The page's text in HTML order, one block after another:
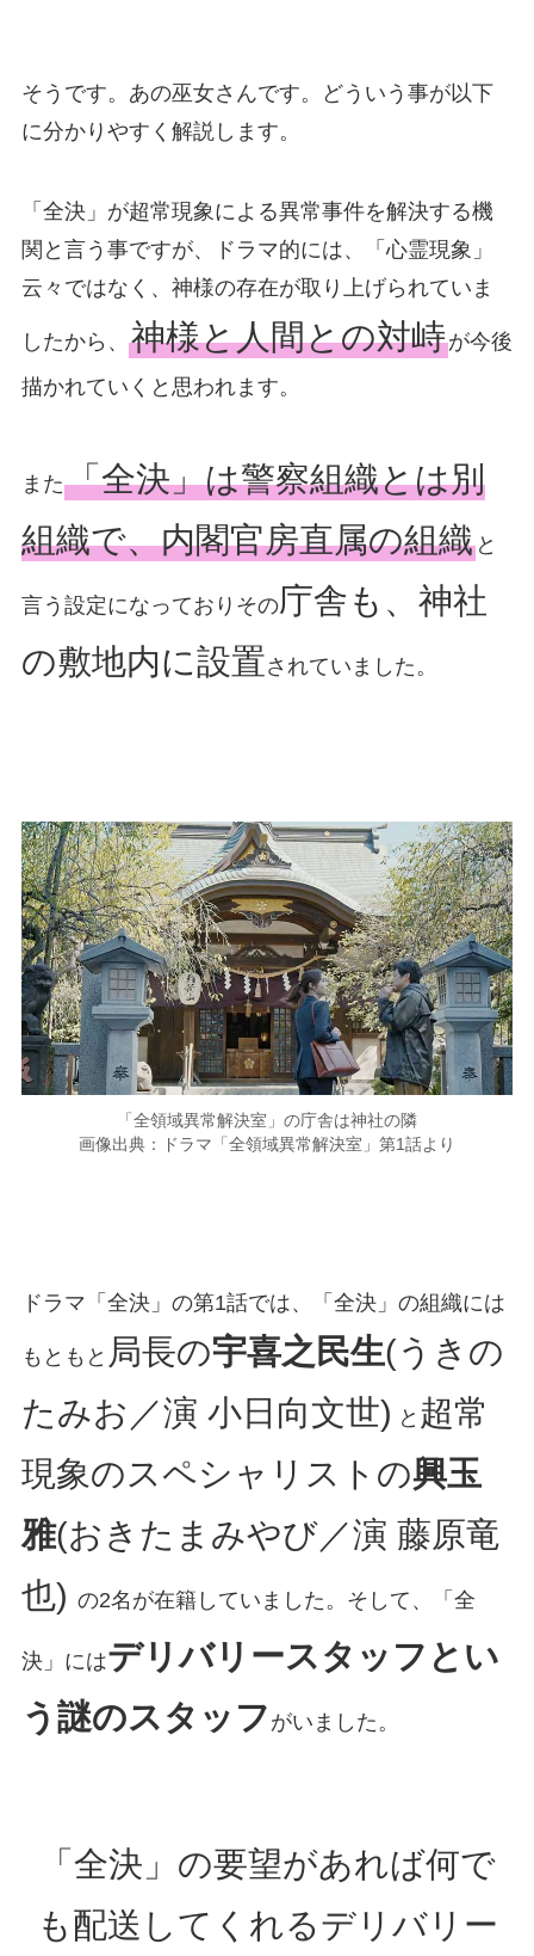
そうです。あの巫女さんです。どういう事が以下
に分かりやすく解説します。
「全決」が超常現象による異常事件を解決する機
関と言う事ですが、ドラマ的には、「心霊現象」
云々ではなく、神様の存在が取り上げられていま
したから、 神様と人間との対峙が今後
描かれていくと思われます。
また「全決」は警察組織とは別
組織で、内閣官房直属の組織と
言う設定になっておりその庁舎も、神社
の敷地内に設置されていました。
「全領域異常解決室」の庁舎は神社の隣
画像出典：ドラマ「全領域異常解決室」第1話より
ドラマ「全決」の第1話では、「全決」の組織には
もともと 局長の宇喜之民生(うきの
たみお／演 小日向文世) と 超常
現象のスペシャリストの興玉
雅(おきたまみやび／演 藤原竜
也) の2名が在籍していました。そして、「全
決」にはデリバリースタッフとい
う謎のスタッフ がいました。
「全決」の要望があれば何で
も配送してくれるデリバリー